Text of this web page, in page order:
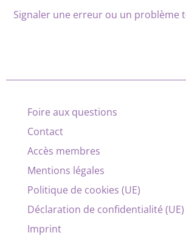
Signaler une erreur ou un problème
Foire aux questions
Contact
Accès membres
Mentions légales
Politique de cookies (UE)
Déclaration de confidentialité (UE)
Imprint